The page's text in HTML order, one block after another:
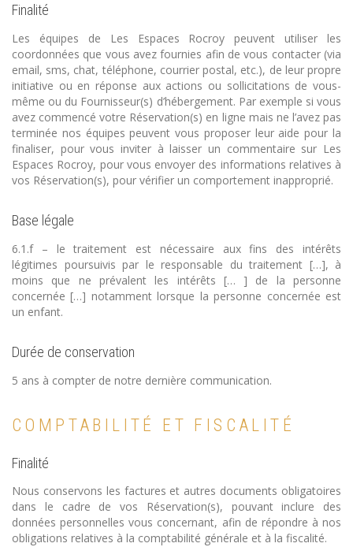
Finalité
Les équipes de Les Espaces Rocroy peuvent utiliser les
coordonnées que vous avez fournies afin de vous contacter (via
email, sms, chat, téléphone, courrier postal, etc.), de leur propre
initiative ou en réponse aux actions ou sollicitations de vous-
même ou du Fournisseur(s) d’hébergement. Par exemple si vous
avez commencé votre Réservation(s) en ligne mais ne l’avez pas
terminée nos équipes peuvent vous proposer leur aide pour la
finaliser, pour vous inviter à laisser un commentaire sur Les
Espaces Rocroy, pour vous envoyer des informations relatives à
vos Réservation(s), pour vérifier un comportement inapproprié.
Base légale
6.1.f – le traitement est nécessaire aux fins des intérêts
légitimes poursuivis par le responsable du traitement […], à
moins que ne prévalent les intérêts [… ] de la personne
concernée […] notamment lorsque la personne concernée est
un enfant.
Durée de conservation
5 ans à compter de notre dernière communication.
COMPTABILITÉ ET FISCALITÉ
Finalité
Nous conservons les factures et autres documents obligatoires
dans le cadre de vos Réservation(s), pouvant inclure des
données personnelles vous concernant, afin de répondre à nos
obligations relatives à la comptabilité générale et à la fiscalité.